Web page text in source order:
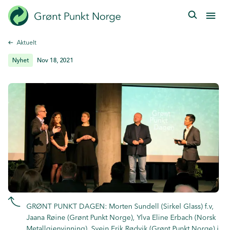
Hopp
til
Aktuelt
Nyhet Nov 18, 2021
GRØNT PUNKT DAGEN: Morten Sundell (Sirkel Glass) f.v,
Jaana Røine (Grønt Punkt Norge), Ylva Eline Erbach (Norsk